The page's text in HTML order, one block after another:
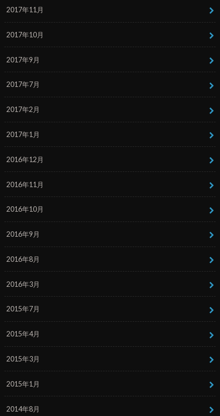
2017年11月
2017年10月
2017年9月
2017年7月
2017年2月
2017年1月
2016年12月
2016年11月
2016年10月
2016年9月
2016年8月
2016年3月
2015年7月
2015年4月
2015年3月
2015年1月
2014年8月